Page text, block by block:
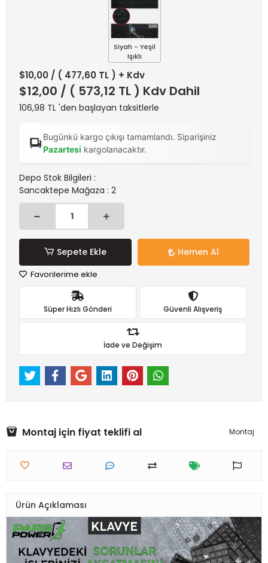
Siyah - Yeşil
Işıklı
$10,00 / ( 477,60 TL ) + Kdv
$12,00 / ( 573,12 TL ) Kdv Dahil
106,98 TL 'den başlayan taksitlerle
Bugünkü kargo çıkışı tamamlandı. Siparişiniz
Pazartesi kargolanacaktır.
Depo Stok Bilgileri :
Sancaktepe Mağaza : 2
Sepete Ekle Hemen Al
Favorilerime ekle
Süper Hızlı Gönderi Güvenli Alışveriş
İade ve Değişim
Montaj için fiyat teklifi al Montaj
Ürün Açıklaması